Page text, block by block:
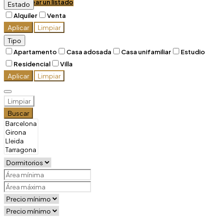
Crear un listado
Estado
Alquiler Venta
Aplicar
Limpiar
Tipo
Apartamento Casa adosada Casa unifamiliar
Estudio
Residencial
Villa
Aplicar Limpiar
Limpiar
Buscar